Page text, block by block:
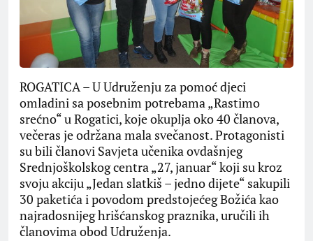
ROGATICA – U Udruženju za pomoć djeci
omladini sa posebnim potrebama „Rastimo
srećno“ u Rogatici, koje okuplja oko 40 članova,
večeras je održana mala svečanost. Protagonisti
su bili članovi Savjeta učenika ovdašnjeg
Srednjoškolskog centra „27, januar“ koji su kroz
svoju akciju „Jedan slatkiš – jedno dijete“ sakupili
30 paketića i povodom predstojećeg Božića kao
najradosnijeg hrišćanskog praznika, uručili ih
članovima obod Udruženja.